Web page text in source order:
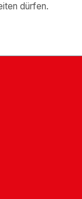
dürfen.